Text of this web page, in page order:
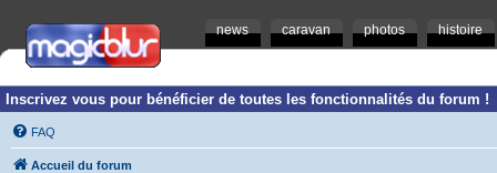
news caravan photos histoire
Inscrivez vous pour bénéficier de toutes les fonctionnalités du forum !
FAQ
Accueil du forum